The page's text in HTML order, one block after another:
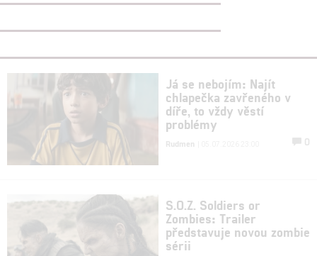
Já se nebojím: Najít
chlapečka zavřeného v
díře, to vždy věstí
problémy
Rudmen 0
S.O.Z. Soldiers or
Zombies: Trailer
představuje novou zombie
sérii